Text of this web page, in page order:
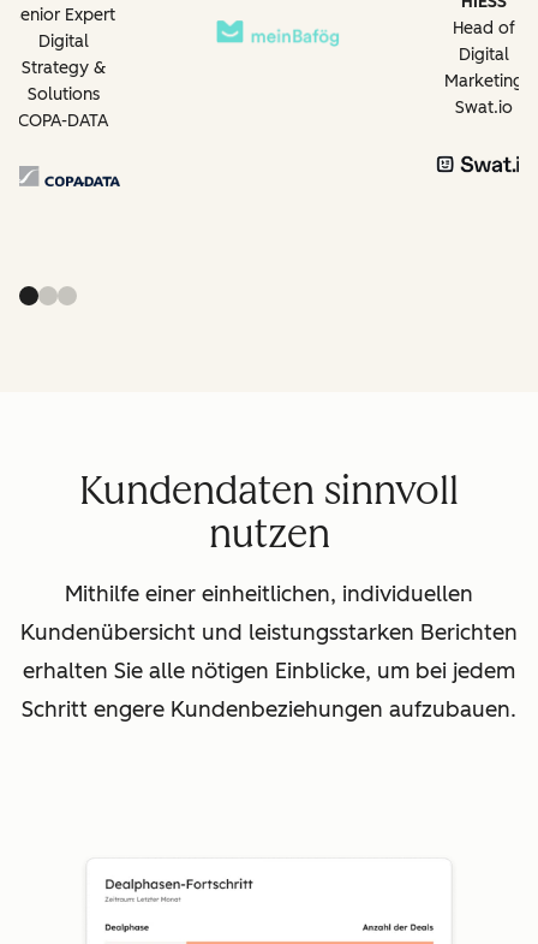
Senior Expert
Digital
Strategy &
Solutions
COPA-DATA
Head of
Digital
Marketing
Swat.io
Kundendaten sinnvoll
nutzen
Mithilfe einer einheitlichen, individuellen
Kundenübersicht und leistungsstarken Berichten
erhalten Sie alle nötigen Einblicke, um bei jedem
Schritt engere Kundenbeziehungen aufzubauen.